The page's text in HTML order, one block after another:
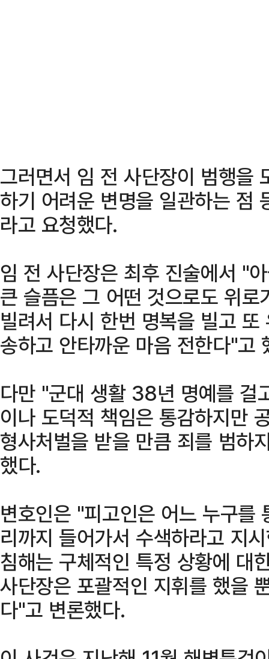
그러면서 임 전 사단장이 범행을
하기 어려운 변명을 일관하는 점
라고 요청했다.
임 전 사단장은 최후 진술에서 "
큰 슬픔은 그 어떤 것으로도 위
빌려서 다시 한번 명복을 빌고
송하고 안타까운 마음 전한다"고
다만 "군대 생활 38년 명예를 걸
이나 도덕적 책임은 통감하지만
형사처벌을 받을 만큼 죄를 범하
했다.
변호인은 "피고인은 어느 누구를
리까지 들어가서 수색하라고 지
침해는 구체적인 특정 상황에 대
사단장은 포괄적인 지휘를 했을
다"고 변론했다.